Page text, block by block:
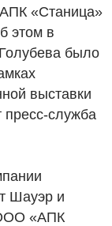
«Станица»
этом в
было
выставки
служба
Шауэр и
ООО «АПК